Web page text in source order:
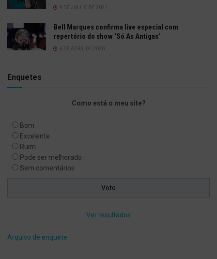
9 DE JULHO DE 2021
Bell Marques confirma live especial com
repertório do show ‘Só As Antigas’
6 DE ABRIL DE 2020
Enquetes
Como está o meu site?
Bom
Excelente
Ruim
Pode ser melhorado
Sem comentários
Ver resultados
Arquivo de enquete